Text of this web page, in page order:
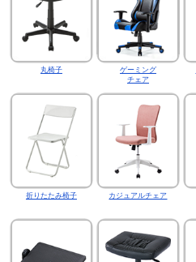
丸椅子
ゲーミング
チェア
折りたたみ椅子 カジュアルチェア